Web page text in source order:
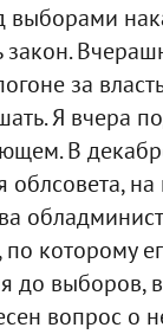
выборами
закон.
за
Я вчера
В
облсовета,
которому
до выборов,
вопрос о